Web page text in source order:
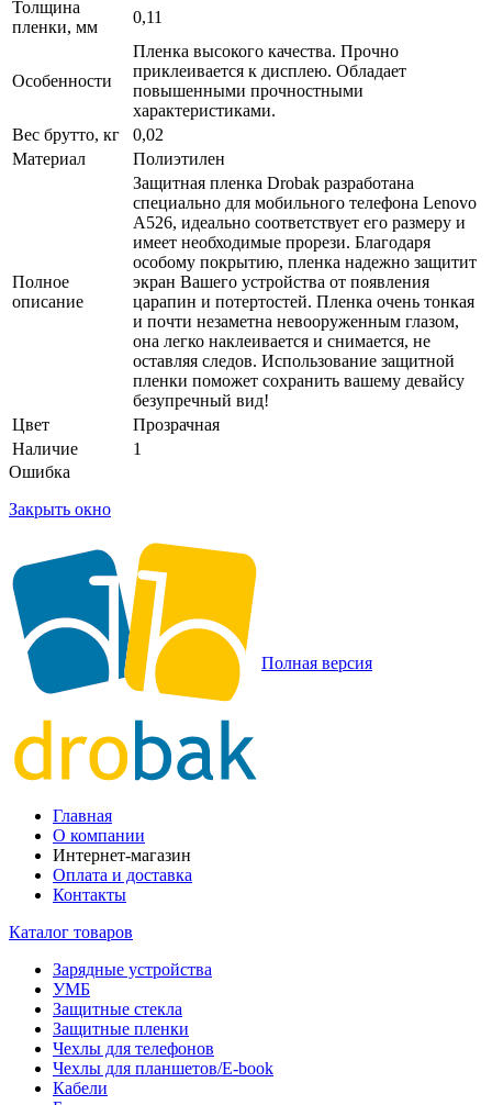
Толщина
пленки, мм
0,11
Особенности
Пленка высокого качества. Прочно
приклеивается к дисплею. Обладает
повышенными прочностными
характеристиками.
Вес брутто, кг
0,02
Материал
Полиэтилен
Полное
описание
Защитная пленка Drobak разработана
специально для мобильного телефона Lenovo
A526, идеально соответствует его размеру и
имеет необходимые прорези. Благодаря
особому покрытию, пленка надежно защитит
экран Вашего устройства от появления
царапин и потертостей. Пленка очень тонкая
и почти незаметна невооруженным глазом,
она легко наклеивается и снимается, не
оставляя следов. Использование защитной
пленки поможет сохранить вашему девайсу
безупречный вид!
Цвет
Прозрачная
Наличие
1
Ошибка
Закрыть окно
Полная версия
Главная
О компании
Интернет-магазин
Оплата и доставка
Контакты
Каталог товаров
Зарядные устройства
УМБ
Защитные стекла
Защитные пленки
Чехлы для телефонов
Чехлы для планшетов/E-book
Кабели